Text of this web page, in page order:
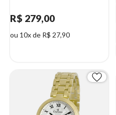
R$ 279,00
ou 10x de R$ 27,90